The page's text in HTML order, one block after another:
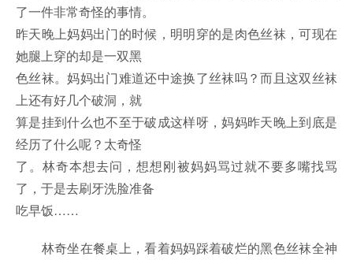
了一件非常奇怪的事情。
昨天晚上妈妈出门的时候，明明穿的是肉色丝袜，可现在
她腿上穿的却是一双黑
色丝袜。妈妈出门难道还中途换了丝袜吗？而且这双丝袜
上还有好几个破洞，就
算是挂到什么也不至于破成这样呀，妈妈昨天晚上到底是
经历了什么呢？太奇怪
了。林奇本想去问，想想刚被妈妈骂过就不要多嘴找骂
了，于是去刷牙洗脸准备
吃早饭……
林奇坐在餐桌上，看着妈妈踩着破烂的黑色丝袜全神